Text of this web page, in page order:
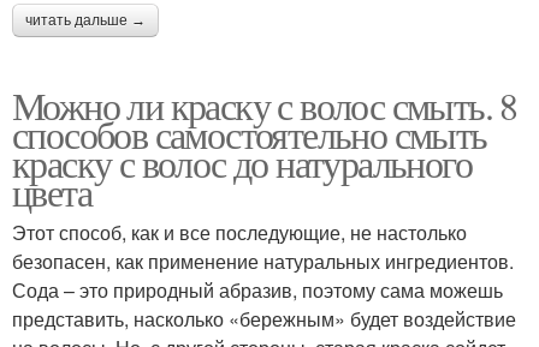
читать дальше →
Можно ли краску с волос смыть. 8
способов самостоятельно смыть
краску с волос до натурального
цвета
Этот способ, как и все последующие, не настолько
безопасен, как применение натуральных ингредиентов.
Сода – это природный абразив, поэтому сама можешь
представить, насколько «бережным» будет воздействие